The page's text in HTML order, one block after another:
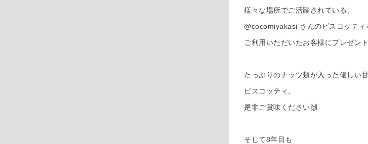
様々な場所でご活躍されている、
@cocomiyakasi さんのビスコッティ
ご利用いただいたお客様にプレゼン
たっぷりのナッツ類が入った優しい
ビスコッティ。
是非ご賞味ください🙌
そして8年目も